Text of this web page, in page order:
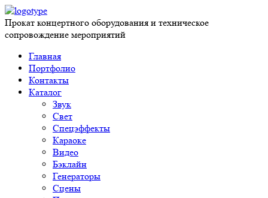
Прокат концертного оборудования и техническое
сопровождение мероприятий
Главная
Портфолио
Контакты
Каталог
Звук
Свет
Спецэффекты
Караоке
Видео
Бэклайн
Генераторы
Сцены